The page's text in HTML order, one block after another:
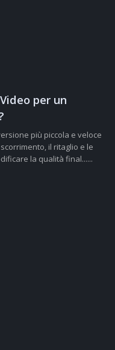
per un
più piccola e veloce
il ritaglio e le
la qualità final......